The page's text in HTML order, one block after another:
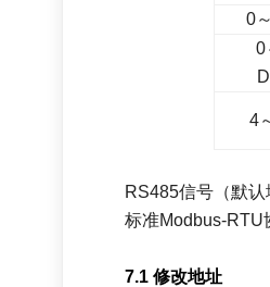
0～
0
4
RS485信号（默认
标准Modbus-RTU
7.1 修改地址